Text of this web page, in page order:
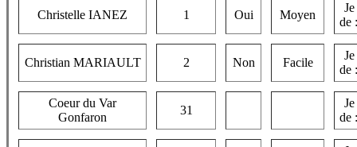
Christelle IANEZ 1 Oui Moyen
de
Christian MARIAULT 2 Non Facile
de
Coeur du Var
Gonfaron
31
de